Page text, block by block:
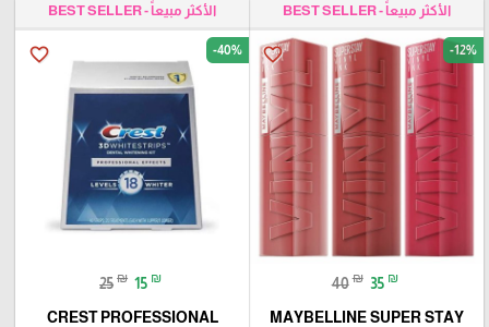
الأكثر مبيعاً - BEST SELLER
favorite_border -12%
40 ₪ 35 ₪
MAYBELLINE SUPER STAY
الأكثر مبيعاً - BEST SELLER
favorite_border -40%
25 ₪ 15 ₪
CREST PROFESSIONAL